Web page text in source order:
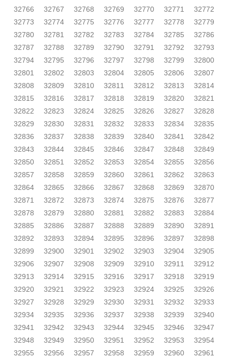
32766
32767 32768 32769 32770 32771
32772
32773
32774 32775 32776 32777 32778
32779
32780
32781 32782 32783 32784 32785
32786
32787
32788 32789 32790 32791 32792
32793
32794
32795 32796 32797 32798 32799
32800
32801
32802 32803 32804 32805 32806
32807
32808
32809 32810 32811 32812 32813
32814
32815
32816 32817 32818 32819 32820
32821
32822
32823 32824 32825 32826 32827
32828
32829
32830 32831 32832 32833 32834
32835
32836
32837 32838 32839 32840 32841
32842
32843
32844 32845 32846 32847 32848
32849
32850
32851 32852 32853 32854 32855
32856
32857
32858 32859 32860 32861 32862
32863
32864
32865 32866 32867 32868 32869
32870
32871
32872 32873 32874 32875 32876
32877
32878
32879 32880 32881 32882 32883
32884
32885
32886 32887 32888 32889 32890
32891
32892
32893 32894 32895 32896 32897
32898
32899
32900 32901 32902 32903 32904
32905
32906
32907 32908 32909 32910 32911
32912
32913
32914 32915 32916 32917 32918
32919
32920
32921 32922 32923 32924 32925
32926
32927
32928 32929 32930 32931 32932
32933
32934
32935 32936 32937 32938 32939
32940
32941
32942 32943 32944 32945 32946
32947
32948
32949 32950 32951 32952 32953
32954
32955
32956 32957 32958 32959 32960
32961